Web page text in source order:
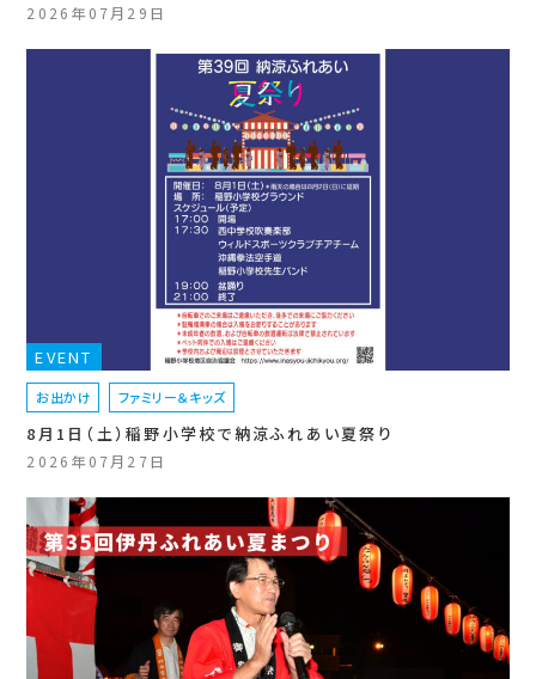
2026年07月29日
EVENT
お出かけ ファミリー＆キッズ
8月1日（土）稲野小学校で納涼ふれあい夏祭り
2026年07月27日